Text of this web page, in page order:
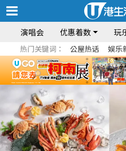
演唱会 优惠着数 玩
热门关键词： 公屋热话 娱乐